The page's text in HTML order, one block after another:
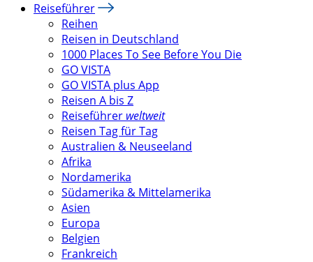
Reiseführer
Reihen
Reisen in Deutschland
1000 Places To See Before You Die
GO VISTA
GO VISTA plus App
Reisen A bis Z
Reiseführer weltweit
Reisen Tag für Tag
Australien & Neuseeland
Afrika
Nordamerika
Südamerika & Mittelamerika
Asien
Europa
Belgien
Frankreich